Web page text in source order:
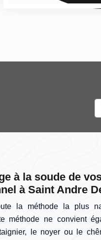
à la soude de
à Saint Andre
la méthode la plus
méthode ne convient
le noyer ou le